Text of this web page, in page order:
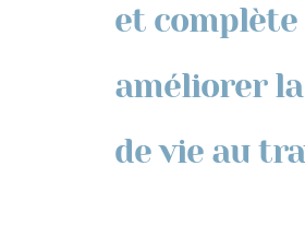
et
améliorer
de vie au